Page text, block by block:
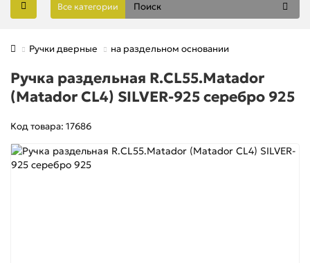
Все категории
Ручки дверные на раздельном основании
Ручка раздельная R.CL55.Matador
(Matador CL4) SILVER-925 серебро 925
Код товара: 17686